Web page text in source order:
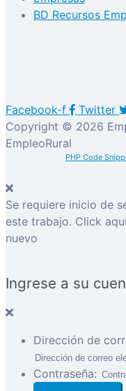
BD Recursos
Facebook-f Twitter
Copyright © 2026
EmpleoRural
PHP Code
Se requiere inicio de
este trabajo. Click
nuevo
Ingrese a su
Dirección de
Contraseña: